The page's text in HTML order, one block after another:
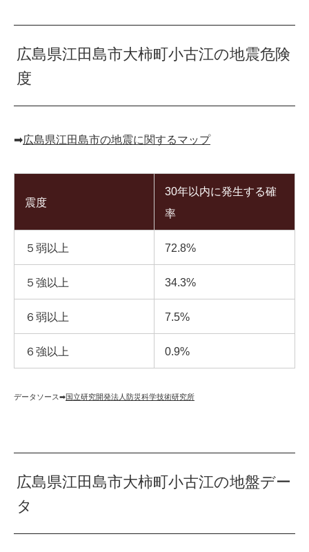
広島県江田島市大柿町小古江の地震危険
度
➡︎広島県江田島市の地震に関するマップ
震度
30年以内に発生する確
率
５弱以上 72.8%
５強以上 34.3%
６弱以上 7.5%
６強以上 0.9%
データソース➡︎国立研究開発法人防災科学技術研究所
広島県江田島市大柿町小古江の地盤デー
タ